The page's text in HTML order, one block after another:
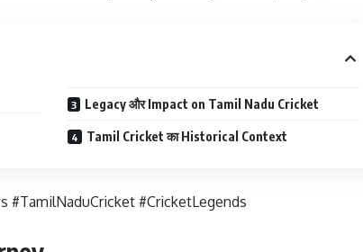
Legacy और Impact on Tamil Nadu Cricket
Tamil Cricket का Historical Context
#TamilNaduCricket #CricketLegends